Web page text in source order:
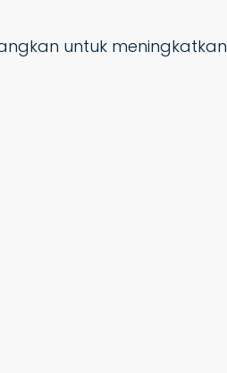
untuk meningkatkan